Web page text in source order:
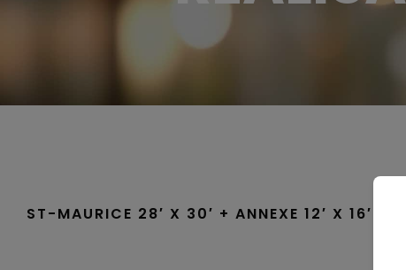
ST-MAURICE 28′ X 30′ + ANNEXE 12′ X 16′